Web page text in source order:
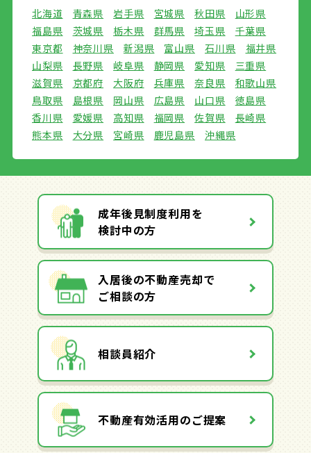
北海道 青森県 岩手県 宮城県 秋田県
山形県
福島県
茨城県 栃木県 群馬県 埼玉県
千葉県
東京都
神奈川県 新潟県 富山県 石川県
福井県
山梨県
長野県 岐阜県 静岡県 愛知県
三重県
滋賀県
京都府 大阪府 兵庫県 奈良県
和歌山県
鳥取県
島根県 岡山県 広島県 山口県
徳島県
香川県
愛媛県 高知県 福岡県 佐賀県
長崎県
熊本県
大分県 宮崎県 鹿児島県 沖縄県
成年後見制度利用を
検討中の方
入居後の不動産売却で
ご相談の方
相談員紹介
不動産有効活用のご提案